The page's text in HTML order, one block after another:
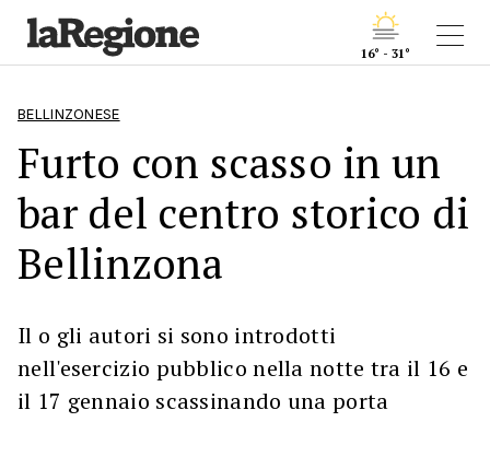
16° - 31°
BELLINZONESE
Furto con scasso in un
bar del centro storico di
Bellinzona
Il o gli autori si sono introdotti
nell'esercizio pubblico nella notte tra il 16 e
il 17 gennaio scassinando una porta